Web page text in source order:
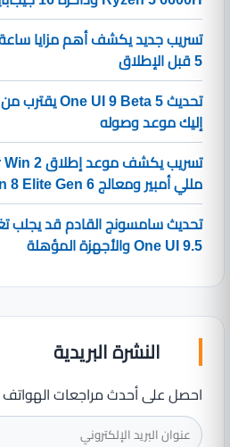
5 قبل الإطلاق
إليك موعد وصوله
مللي أمبير ومعالج Snapdragon 8 Elite Gen 6
تحديث سامسونج القادم قد يجلب
One UI 9.5 والأجهزة المؤهلة
النشرة البريدية
احصل على أحدث مراجعات الهواتف